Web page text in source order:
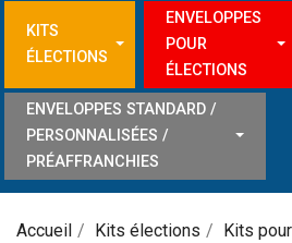
KITS
ÉLECTIONS
ENVELOPPES
POUR
ÉLECTIONS
ENVELOPPES STANDARD /
PERSONNALISÉES /
PRÉAFFRANCHIES
Accueil Kits élections Kits